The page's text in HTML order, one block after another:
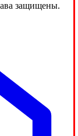
защищены.